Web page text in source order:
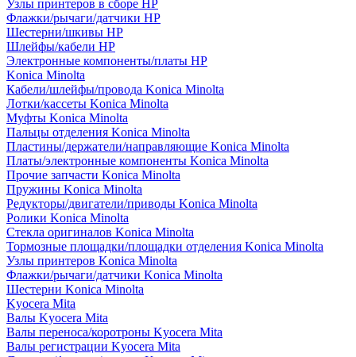
Узлы принтеров в сборе HP
Флажки/рычаги/датчики HP
Шестерни/шкивы HP
Шлейфы/кабели HP
Электронные компоненты/платы HP
Konica Minolta
Кабели/шлейфы/провода Konica Minolta
Лотки/кассеты Konica Minolta
Муфты Konica Minolta
Пальцы отделения Konica Minolta
Пластины/держатели/направляющие Konica Minolta
Платы/электронные компоненты Konica Minolta
Прочие запчасти Konica Minolta
Пружины Konica Minolta
Редукторы/двигатели/приводы Konica Minolta
Ролики Konica Minolta
Стекла оригиналов Konica Minolta
Тормозные площадки/площадки отделения Konica Minolta
Узлы принтеров Konica Minolta
Флажки/рычаги/датчики Konica Minolta
Шестерни Konica Minolta
Kyocera Mita
Валы Kyocera Mita
Валы переноса/коротроны Kyocera Mita
Валы регистрации Kyocera Mita